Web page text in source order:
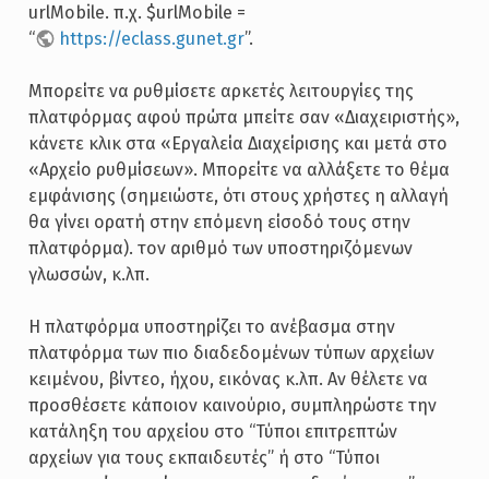
urlMobile. π.χ. $urlMobile =
“
https://eclass.gunet.gr”.
Μπορείτε να ρυθμίσετε αρκετές λειτουργίες της
πλατφόρμας αφού πρώτα μπείτε σαν «Διαχειριστής»,
κάνετε κλικ στα «Εργαλεία Διαχείρισης και μετά στο
«Αρχείο ρυθμίσεων». Μπορείτε να αλλάξετε το θέμα
εμφάνισης (σημειώστε, ότι στους χρήστες η αλλαγή
θα γίνει ορατή στην επόμενη είσοδό τους στην
πλατφόρμα). τον αριθμό των υποστηριζόμενων
γλωσσών, κ.λπ.
Η πλατφόρμα υποστηρίζει το ανέβασμα στην
πλατφόρμα των πιο διαδεδομένων τύπων αρχείων
κειμένου, βίντεο, ήχου, εικόνας κ.λπ. Αν θέλετε να
προσθέσετε κάποιον καινούριο, συμπληρώστε την
κατάληξη του αρχείου στο “Τύποι επιτρεπτών
αρχείων για τους εκπαιδευτές” ή στο “Τύποι